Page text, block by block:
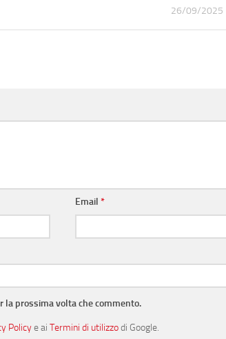
26/09/2025
Email*
la prossima volta che commento.
Policye ai Termini di utilizzodi Google.